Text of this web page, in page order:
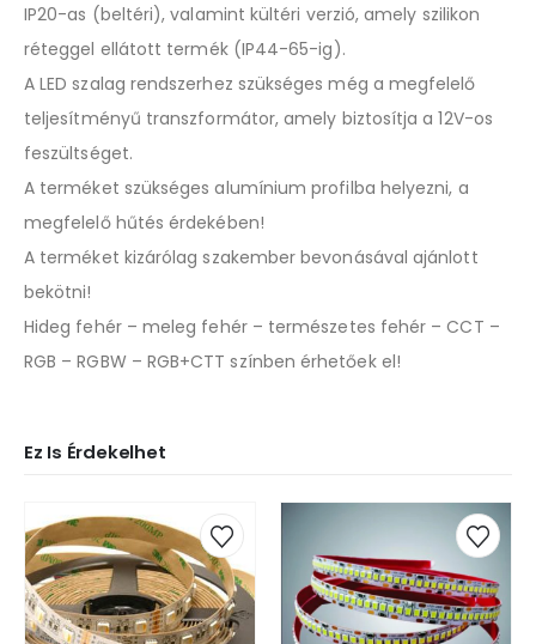
IP20-as (beltéri), valamint kültéri verzió, amely szilikon
réteggel ellátott termék (IP44-65-ig).
A LED szalag rendszerhez szükséges még a megfelelő
teljesítményű transzformátor, amely biztosítja a 12V-os
feszültséget.
A terméket szükséges alumínium profilba helyezni, a
megfelelő hűtés érdekében!
A terméket kizárólag szakember bevonásával ajánlott
bekötni!
Hideg fehér – meleg fehér – természetes fehér – CCT –
RGB – RGBW – RGB+CTT színben érhetőek el!
Ez Is Érdekelhet